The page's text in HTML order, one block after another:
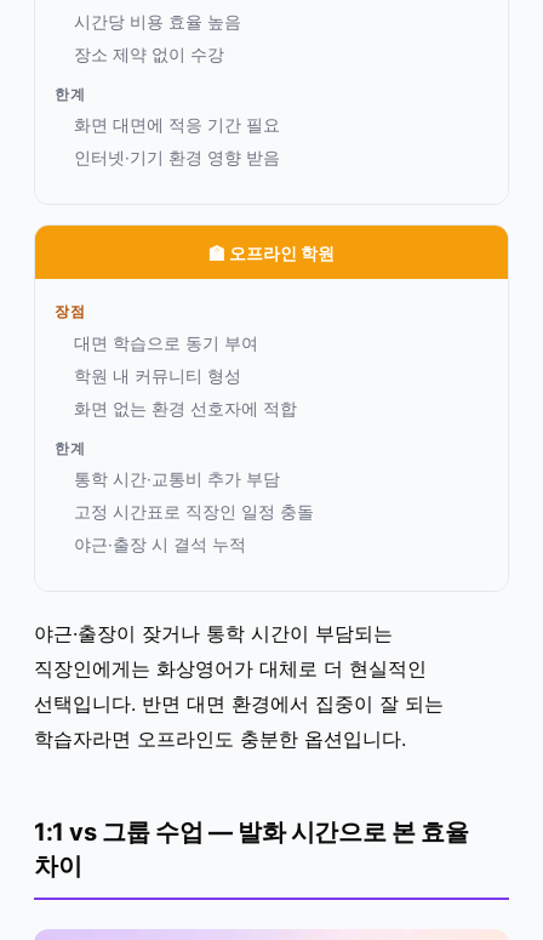
시간당 비용 효율 높음
장소 제약 없이 수강
한계
화면 대면에 적응 기간 필요
인터넷·기기 환경 영향 받음
🏫 오프라인 학원
장점
대면 학습으로 동기 부여
학원 내 커뮤니티 형성
화면 없는 환경 선호자에 적합
한계
통학 시간·교통비 추가 부담
고정 시간표로 직장인 일정 충돌
야근·출장 시 결석 누적
야근·출장이 잦거나 통학 시간이 부담되는
직장인에게는 화상영어가 대체로 더 현실적인
선택입니다. 반면 대면 환경에서 집중이 잘 되는
학습자라면 오프라인도 충분한 옵션입니다.
1:1 vs 그룹 수업 — 발화 시간으로 본 효율
차이